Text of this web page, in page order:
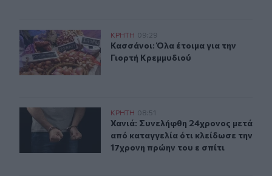
Κασσάνοι: Όλα έτοιμα για την Γιορτή Κρεμμυδιού
ΚΡΗΤΗ 09:29
Κασσάνοι: Όλα έτοιμα για την
Κασσάνοι: Όλα έτοιμα για την
Γιορτή Κρεμμυδιού
Χανιά: Συνελήφθη 24χρονος μετά από καταγγελία ότι
ΚΡΗΤΗ 08:51
Χανιά: Συνελήφθη 24χρονος μετά
Χανιά: Συνελήφθη 24χρονος μετά
από καταγγελία ότι κλείδωσε την
17χρονη πρώην του ε σπίτι